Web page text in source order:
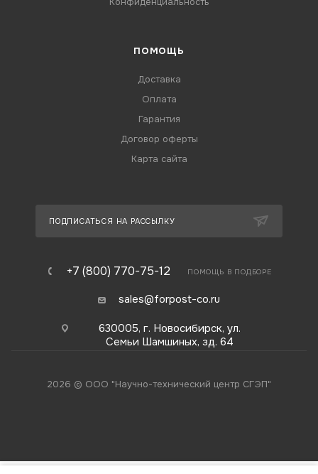
ПОМОЩЬ
Доставка
Оплата
Гарантия
Договор оферты
Карта сайта
ПОДПИСАТЬСЯ НА РАССЫЛКУ
+7 (800) 770-75-12 ПОМОЩЬ В ПОДБОРЕ
sales@forpost-co.ru
630005, г. Новосибирск, ул.
Семьи Шамшиных, зд. 64
2026 © ООО "Научно-технический центр СГЭП"